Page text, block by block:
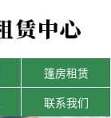
篷房租赁
联系我们